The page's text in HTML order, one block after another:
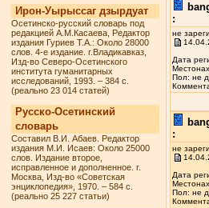
Ирон-Уырыссаг дзырдуат
Осетинско-русский словарь под
редакцией А.М.Касаева, Редактор
издания Гуриев Т.А.: Около 28000
слов. 4-е издание. г.Владикавказ,
Изд-во Северо-Осетинского
института гуманитарных
исследований, 1993. – 384 с.
(реально 23 014 статей)
Русско-Осетинский
словарь
Составил В.И. Абаев. Редактор
издания М.И. Исаев: Около 25000
слов. Издание второе,
исправленное и дополненное. г.
Москва, Изд-во «Советская
энциклопедия», 1970. – 584 с.
(реально 25 227 статьи)
:
не
Дата
Пол: не
:
не
Дата
Пол: не